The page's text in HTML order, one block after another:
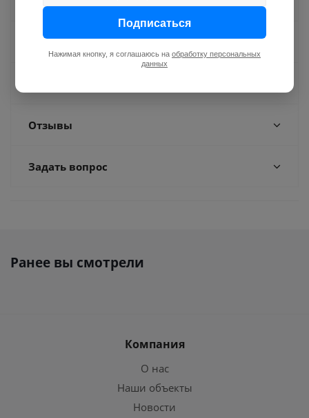
Оплата
Отзывы
Задать вопрос
Ранее вы смотрели
Компания
О нас
Наши объекты
Новости
Подписаться
Нажимая кнопку, я соглашаюсь на обработку персональных
данных